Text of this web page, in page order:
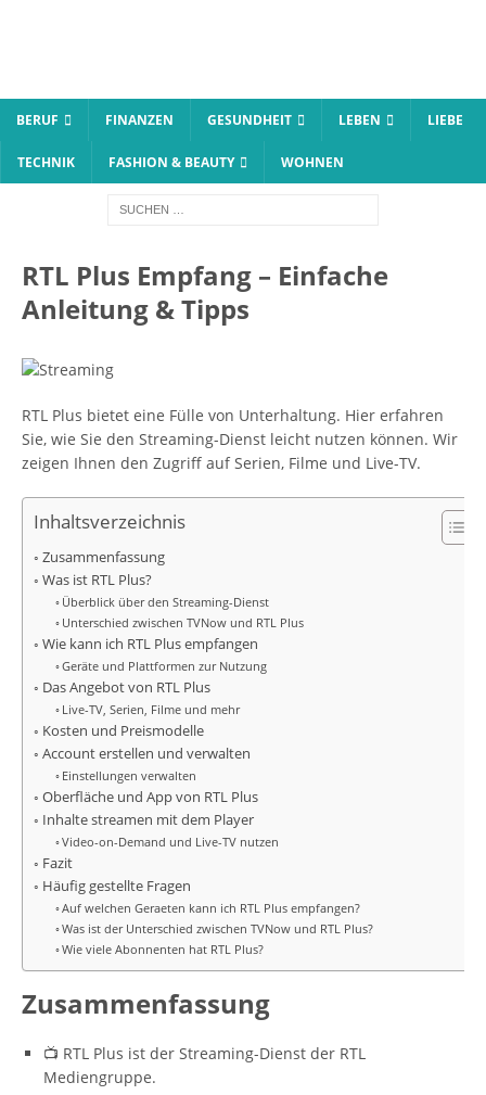
BERUF FINANZEN GESUNDHEIT LEBEN LIEBE
TECHNIK FASHION & BEAUTY WOHNEN
RTL Plus Empfang – Einfache
Anleitung & Tipps
RTL Plus bietet eine Fülle von Unterhaltung. Hier erfahren
Sie, wie Sie den Streaming-Dienst leicht nutzen können. Wir
zeigen Ihnen den Zugriff auf Serien, Filme und Live-TV.
Inhaltsverzeichnis
Zusammenfassung
Was ist RTL Plus?
Überblick über den Streaming-Dienst
Unterschied zwischen TVNow und RTL Plus
Wie kann ich RTL Plus empfangen
Geräte und Plattformen zur Nutzung
Das Angebot von RTL Plus
Live-TV, Serien, Filme und mehr
Kosten und Preismodelle
Account erstellen und verwalten
Einstellungen verwalten
Oberfläche und App von RTL Plus
Inhalte streamen mit dem Player
Video-on-Demand und Live-TV nutzen
Fazit
Häufig gestellte Fragen
Auf welchen Geraeten kann ich RTL Plus empfangen?
Was ist der Unterschied zwischen TVNow und RTL Plus?
Wie viele Abonnenten hat RTL Plus?
Zusammenfassung
📺 RTL Plus ist der Streaming-Dienst der RTL
Mediengruppe.